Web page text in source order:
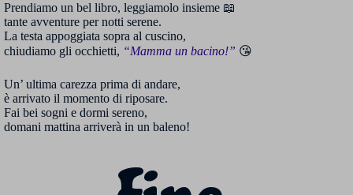
Prendiamo un bel libro, leggiamolo insieme 📖
tante avventure per notti serene.
La testa appoggiata sopra al cuscino,
chiudiamo gli occhietti, “Mamma un bacino!” 😘
Un’ ultima carezza prima di andare,
è arrivato il momento di riposare.
Fai bei sogni e dormi sereno,
domani mattina arriverà in un baleno!